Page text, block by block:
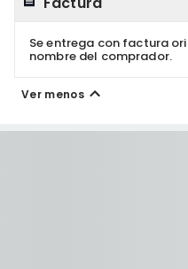
Se entrega con factura
nombre del comprador.
Ver menos